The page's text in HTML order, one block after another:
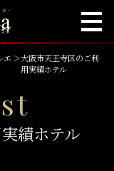
エ＞大阪市天王寺区のご利
用実績ホテル
績ホテル